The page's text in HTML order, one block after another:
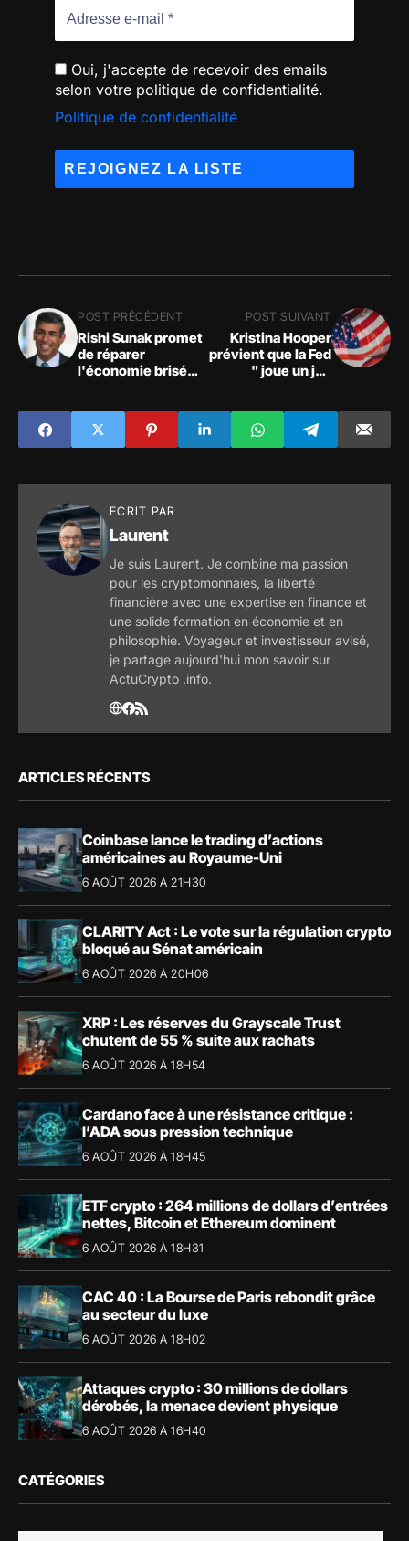
Oui, j'accepte de recevoir des emails
selon votre politique de confidentialité.
Politique de confidentialité
POST PRÉCÉDENT
Rishi Sunak promet
de réparer
l'économie brisée
sa place ?
POST SUIVANT
Kristina Hooper
prévient que la Fed
" joue un jeu
une " récession
significative "
ECRIT PAR
Laurent
Je suis Laurent. Je combine ma passion
pour les cryptomonnaies, la liberté
financière avec une expertise en finance et
une solide formation en économie et en
philosophie. Voyageur et investisseur avisé,
je partage aujourd'hui mon savoir sur
ActuCrypto .info.
ARTICLES RÉCENTS
Coinbase lance le trading d’actions
américaines au Royaume-Uni
6 AOÛT 2026 À 21H30
CLARITY Act : Le vote sur la régulation crypto
bloqué au Sénat américain
6 AOÛT 2026 À 20H06
XRP : Les réserves du Grayscale Trust
chutent de 55 % suite aux rachats
6 AOÛT 2026 À 18H54
Cardano face à une résistance critique :
l’ADA sous pression technique
6 AOÛT 2026 À 18H45
ETF crypto : 264 millions de dollars d’entrées
nettes, Bitcoin et Ethereum dominent
6 AOÛT 2026 À 18H31
CAC 40 : La Bourse de Paris rebondit grâce
au secteur du luxe
6 AOÛT 2026 À 18H02
Attaques crypto : 30 millions de dollars
dérobés, la menace devient physique
6 AOÛT 2026 À 16H40
CATÉGORIES